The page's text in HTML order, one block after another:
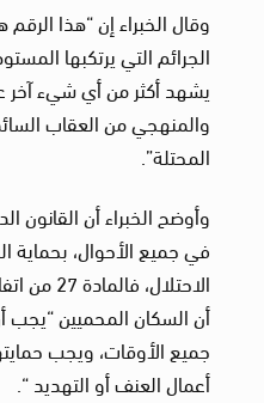
وقال الخبراء إن “هذا
الجرائم التي يرتكبها
يشهد أكثر من أي شيء
والمنهجي من العقاب
المحتلة”.
وأوضح الخبراء أن القانون
في جميع الأحوال، بحماية
أن السكان المحميين “يجب
جميع الأوقات، ويجب
أعمال العنف أو التهديد “.